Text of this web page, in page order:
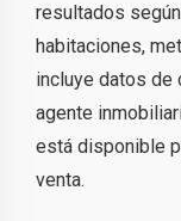
resultados
habitaciones,
incluye datos de
agente
está disponible
venta.